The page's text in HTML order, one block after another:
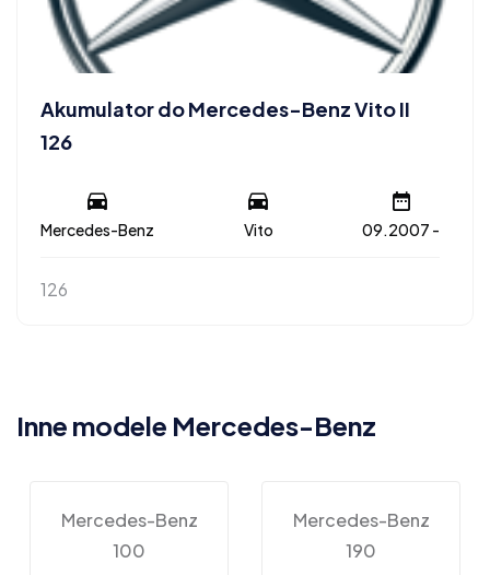
Akumulator do Mercedes-Benz Vito II
126
Mercedes-Benz Vito 09.2007 -
126
Inne modele Mercedes-Benz
Mercedes-Benz
100
Mercedes-Benz
190